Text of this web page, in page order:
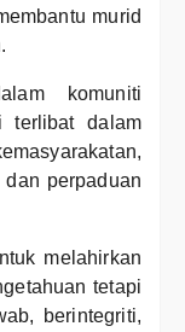
murid
komuniti
terlibat dalam
dan perpaduan
melahirkan
tetapi
berintegriti,